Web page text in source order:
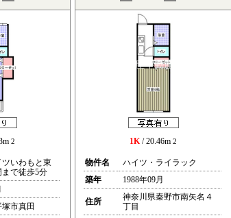
2
いわもと東
で徒歩5分
市真田
1K/ 20.46m 2
物件名
ハイツ・ライラック
築年
1988年09月
住所
神奈川県秦野市南矢名４
丁目